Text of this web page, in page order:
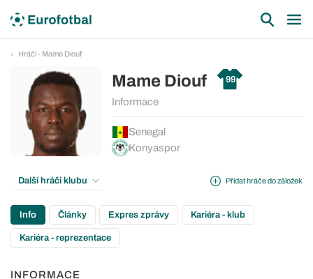
Hráči - Mame Diouf
Mame Diouf 99
Informace
Senegal
Konyaspor
Přidat hráče do záložek
Další hráči klubu
Info Články Expres zprávy Kariéra - klub
Kariéra - reprezentace
INFORMACE